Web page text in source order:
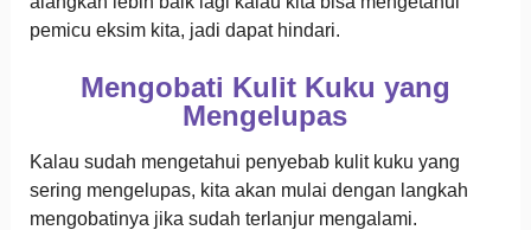
pemicu eksim kita, jadi dapat hindari.
Mengobati Kulit Kuku yang
Mengelupas
Kalau sudah mengetahui penyebab kulit kuku yang
sering mengelupas, kita akan mulai dengan langkah
mengobatinya jika sudah terlanjur mengalami.